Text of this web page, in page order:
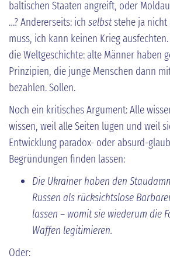
baltischen Staaten angreift, oder
…? Andererseits: ich selbststehe ja nicht
muss, ich kann keinen Krieg
die Weltgeschichte: alte Männer haben
Prinzipien, die junge Menschen dann
bezahlen. Sollen.
Noch ein kritisches Argument: Alle
wissen, weil alle Seiten lügen und weil
Entwicklung paradox- oder absurd-
Begründungen finden lassen:
Die Ukrainer haben den
Russen als rücksichtslose
lassen – womit sie wiederum die
Waffen legitimieren.
Oder: